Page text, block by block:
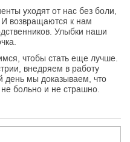
уходят от нас без боли,
И возвращаются к нам
Улыбки наши
чтобы стать еще лучше.
внедряем в работу
день мы доказываем, что
больно и не страшно.